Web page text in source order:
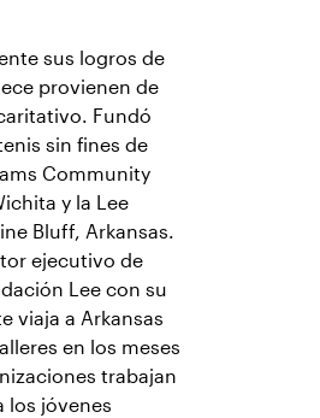
sus logros de
provienen de
Fundó
sin fines de
Community
y la Lee
Bluff, Arkansas.
ejecutivo de
Lee con su
viaja a Arkansas
en los meses
trabajan
los jóvenes